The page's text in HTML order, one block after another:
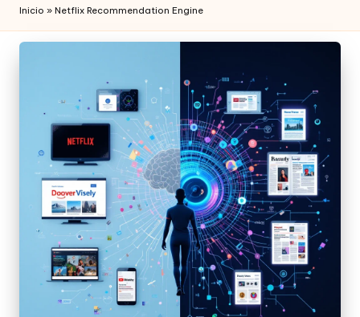
Inicio » Netflix Recommendation Engine